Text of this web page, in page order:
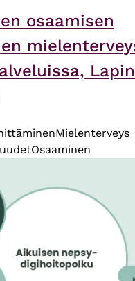
osaamisen
Mielenterveys
Osaaminen